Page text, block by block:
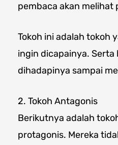
pembaca akan melihat
Tokoh ini adalah tokoh
ingin dicapainya.
dihadapinya sampai
2. Tokoh Antagonis
Berikutnya adalah
protagonis. Mereka